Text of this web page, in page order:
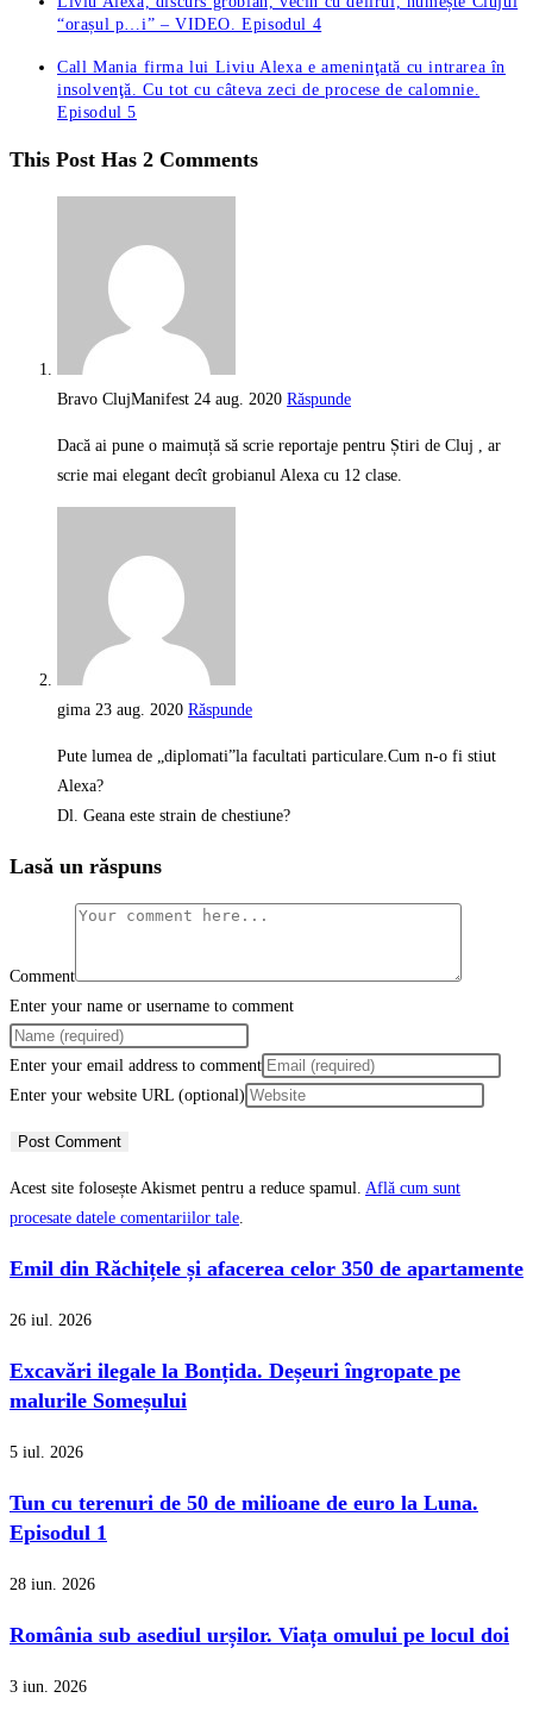
“orașul p…i” – VIDEO. Episodul 4
Call Mania firma lui Liviu Alexa e ameninţată cu intrarea în
insolvenţă. Cu tot cu câteva zeci de procese de calomnie.
Episodul 5
This Post Has 2 Comments
Bravo ClujManifest 24 aug. 2020 Răspunde
Dacă ai pune o maimuță să scrie reportaje pentru Știri de Cluj , ar
scrie mai elegant decît grobianul Alexa cu 12 clase.
gima 23 aug. 2020 Răspunde
Pute lumea de „diplomati”la facultati particulare.Cum n-o fi stiut
Alexa?
Dl. Geana este strain de chestiune?
Lasă un răspuns
Comment
Enter your name or username to comment
Enter your email address to comment
Enter your website URL (optional)
Acest site folosește Akismet pentru a reduce spamul. Află cum sunt
procesate datele comentariilor tale
Emil din Răchițele și afacerea celor 350 de apartamente
26 iul. 2026
Excavări ilegale la Bonțida. Deșeuri îngropate pe
malurile Someșului
5 iul. 2026
Tun cu terenuri de 50 de milioane de euro la Luna.
Episodul 1
28 iun. 2026
România sub asediul urșilor. Viața omului pe locul doi
3 iun. 2026